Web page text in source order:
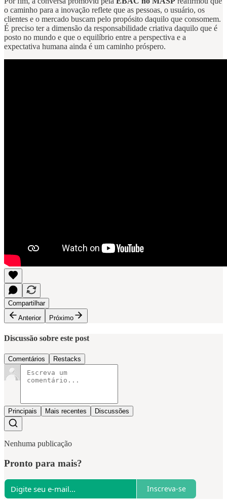
o caminho para a inovação reflete que as pessoas, o usuário, os
clientes e o mercado buscam pelo propósito daquilo que consomem.
É preciso ter a dimensão da responsabilidade criativa daquilo que é
posto no mundo e que o equilíbrio entre a perspectiva e a
expectativa humana ainda é um caminho próspero.
Compartilhar
Anterior
Próximo
Discussão sobre este post
Comentários Restacks
Principais Mais recentes Discussões
Nenhuma publicação
Pronto para mais?
Inscreva-se